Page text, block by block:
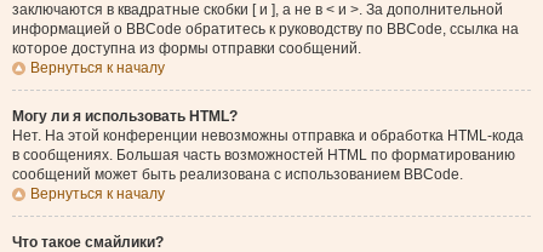
заключаются в квадратные скобки [ и ], а не в < и >. За дополнительной
информацией о BBCode обратитесь к руководству по BBCode, ссылка на
которое доступна из формы отправки сообщений.
Вернуться к началу
Могу ли я использовать HTML?
Нет. На этой конференции невозможны отправка и обработка HTML-кода
в сообщениях. Большая часть возможностей HTML по форматированию
сообщений может быть реализована с использованием BBCode.
Вернуться к началу
Что такое смайлики?